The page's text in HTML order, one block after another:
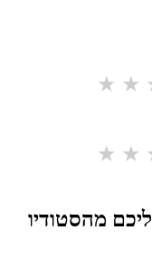
★ ★
★ ★
מהסטודיו